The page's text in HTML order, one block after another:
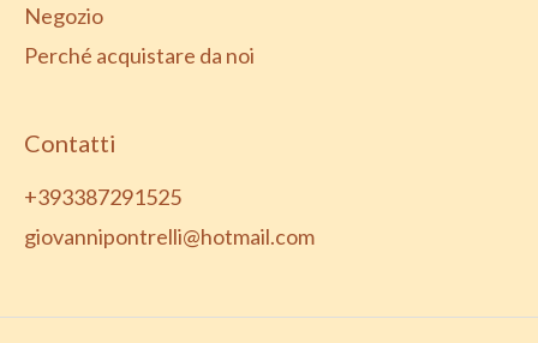
Negozio
Perché acquistare da noi
Contatti
+393387291525
giovannipontrelli@hotmail.com